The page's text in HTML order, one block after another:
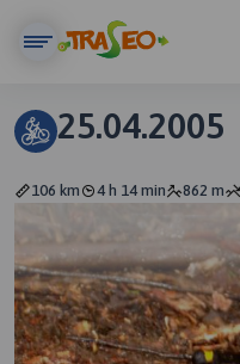
25.04.2005
106 km 4 h 14 min 862 m